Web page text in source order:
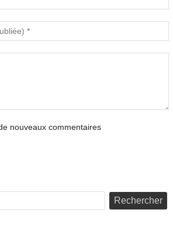
nouveaux commentaires
Rechercher